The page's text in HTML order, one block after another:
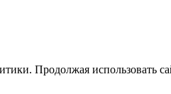
Продолжая использовать